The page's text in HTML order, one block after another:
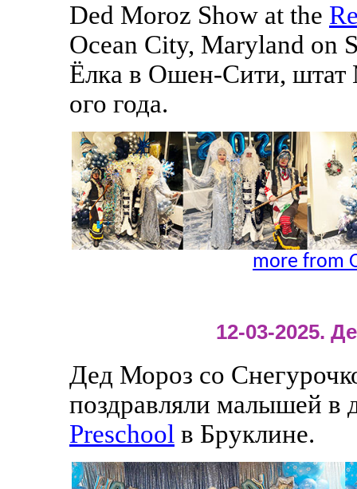
Ded Moroz Show at the
Ocean City, Maryland on
Ёлка в Ошен-Сити, штат
ого года.
more from
12-03-2025.
Дед Мороз со
поздравляли малышей в
Preschool в Бруклине.